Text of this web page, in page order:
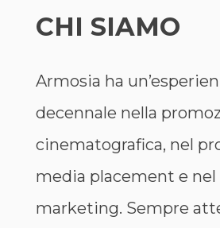
CHI SIAMO
Armosia ha
decennale nella
cinematografica, nel
media placement e nel
marketing. Sempre